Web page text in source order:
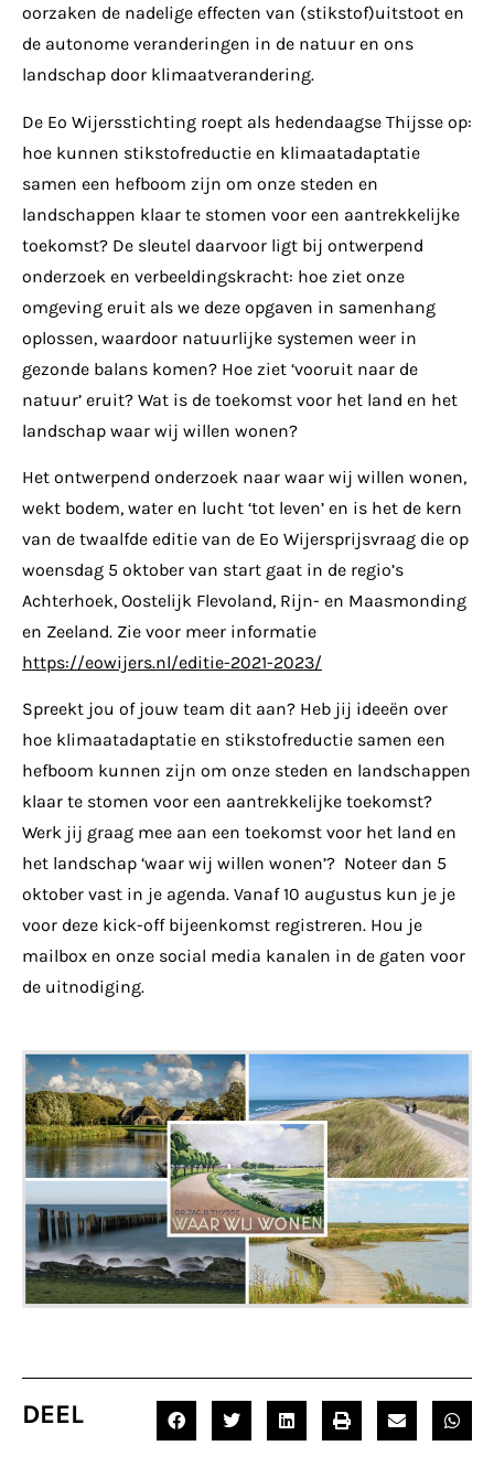
oorzaken de nadelige effecten van (stikstof)uitstoot en
de autonome veranderingen in de natuur en ons
landschap door klimaatverandering.
De Eo Wijersstichting roept als hedendaagse Thijsse op:
hoe kunnen stikstofreductie en klimaatadaptatie
samen een hefboom zijn om onze steden en
landschappen klaar te stomen voor een aantrekkelijke
toekomst? De sleutel daarvoor ligt bij ontwerpend
onderzoek en verbeeldingskracht: hoe ziet onze
omgeving eruit als we deze opgaven in samenhang
oplossen, waardoor natuurlijke systemen weer in
gezonde balans komen? Hoe ziet ‘vooruit naar de
natuur’ eruit? Wat is de toekomst voor het land en het
landschap waar wij willen wonen?
Het ontwerpend onderzoek naar waar wij willen wonen,
wekt bodem, water en lucht ‘tot leven’ en is het de kern
van de twaalfde editie van de Eo Wijersprijsvraag die op
woensdag 5 oktober van start gaat in de regio’s
Achterhoek, Oostelijk Flevoland, Rijn- en Maasmonding
en Zeeland. Zie voor meer informatie
https://eowijers.nl/editie-2021-2023/
Spreekt jou of jouw team dit aan? Heb jij ideeën over
hoe klimaatadaptatie en stikstofreductie samen een
hefboom kunnen zijn om onze steden en landschappen
klaar te stomen voor een aantrekkelijke toekomst?
Werk jij graag mee aan een toekomst voor het land en
het landschap ‘waar wij willen wonen’? Noteer dan 5
oktober vast in je agenda. Vanaf 10 augustus kun je je
voor deze kick-off bijeenkomst registreren. Hou je
mailbox en onze social media kanalen in de gaten voor
de uitnodiging.
DEEL